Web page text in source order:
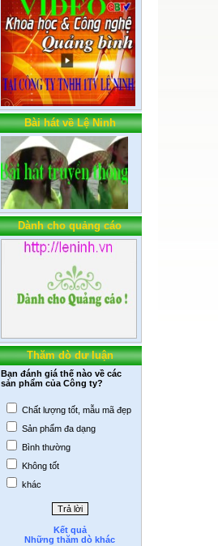
Dịch vụ vận chuyển
Mũ cao su
Bài hát về Lệ Ninh
Dành cho quảng cáo
Thăm dò dư luận
Bạn đánh giá thế nào về các
sản phẩm của Công ty?
Chất lượng tốt, mẫu mã đẹp
Sản phẩm đa dạng
Bình thường
Không tốt
khác
Kết quả
Những thăm dò khác